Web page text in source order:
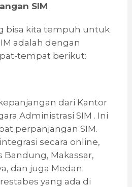
SIM
bisa kita tempuh untuk
adalah dengan
tempat berikut:
dari Kantor
Administrasi SIM . Ini
perpanjangan SIM.
secara online,
Makassar,
dan juga Medan.
yang ada di